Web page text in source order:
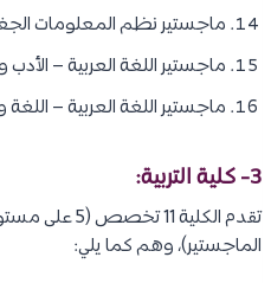
ماجستير نظم المعلومات
ماجستير اللغة العربية – الأدب
ماجستير اللغة العربية –
3- كلية التربية:
الماجستير)، وهم كما يلي: